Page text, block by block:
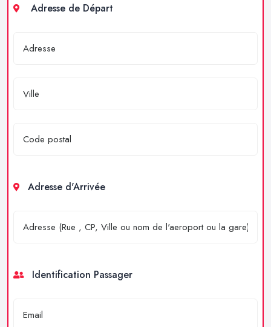
Adresse de Départ
Adresse d'Arrivée
Identification Passager